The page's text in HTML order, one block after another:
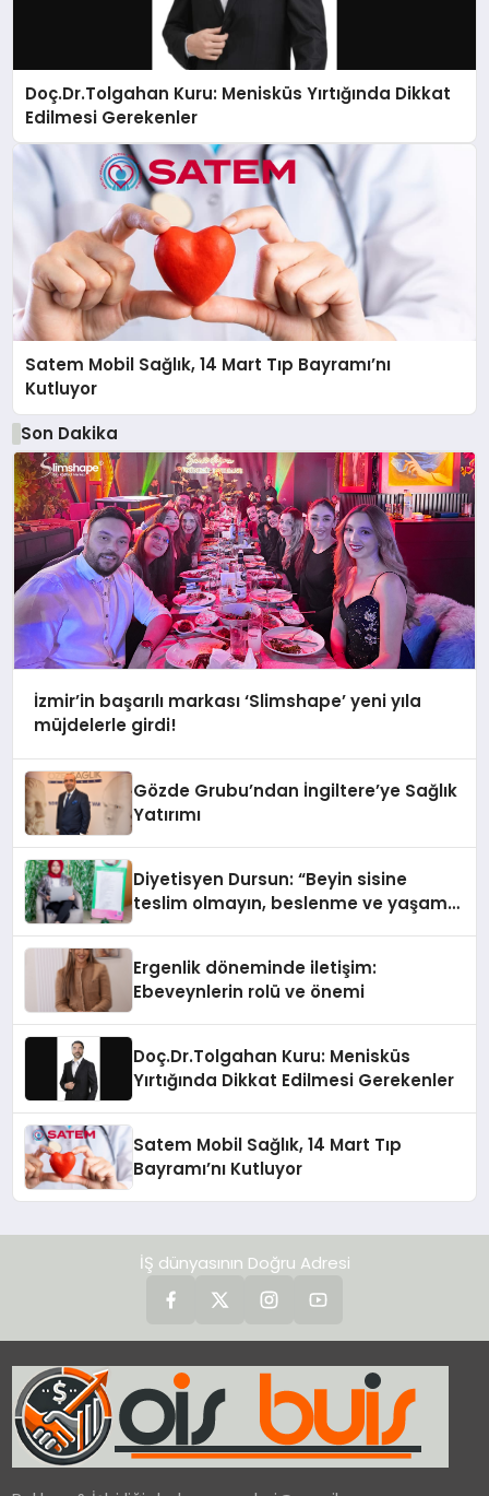
Doç.Dr.Tolgahan Kuru: Menisküs Yırtığında Dikkat
Edilmesi Gerekenler
Satem Mobil Sağlık, 14 Mart Tıp Bayramı’nı
Kutluyor
Son Dakika
İzmir’in başarılı markası ‘Slimshape’ yeni yıla
müjdelerle girdi!
Gözde Grubu’ndan İngiltere’ye Sağlık
Yatırımı
Diyetisyen Dursun: “Beyin sisine
teslim olmayın, beslenme ve yaşam
Ergenlik döneminde iletişim:
Ebeveynlerin rolü ve önemi
Doç.Dr.Tolgahan Kuru: Menisküs
Yırtığında Dikkat Edilmesi Gerekenler
Satem Mobil Sağlık, 14 Mart Tıp
Bayramı’nı Kutluyor
İŞ dünyasının Doğru Adresi